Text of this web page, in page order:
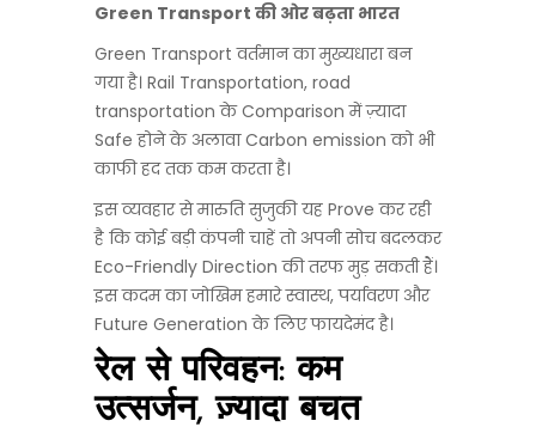
Green Transport की ओर बढ़ता भारत
Green Transport वर्तमान का मुख्यधारा बन
गया है। Rail Transportation, road
transportation के Comparison में ज़्यादा
Safe होने के अलावा Carbon emission को भी
काफी हद तक कम करता है।
इस व्यवहार से मारुति सुजुकी यह Prove कर रही
है कि कोई बड़ी कंपनी चाहें तो अपनी सोच बदलकर
Eco-Friendly Direction की तरफ मुड़ सकती हैं।
इस कदम का जोखिम हमारे स्वास्थ, पर्यावरण और
Future Generation के लिए फायदेमंद है।
रेल से परिवहन: कम
उत्सर्जन, ज़्यादा बचत